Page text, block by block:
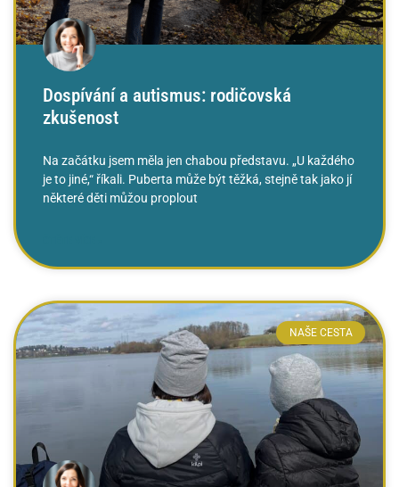
Dospívání a autismus: rodičovská
zkušenost
Na začátku jsem měla jen chabou představu. „U každého
je to jiné,“ říkali. Puberta může být těžká, stejně tak jako jí
některé děti můžou proplout
NAŠE CESTA